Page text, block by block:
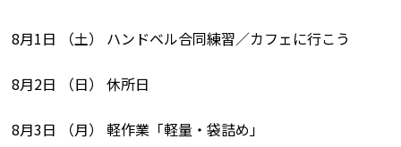
8月1日 （土） ハンドベル合同練習／カフェに行こう
8月2日 （日） 休所日
8月3日 （月） 軽作業「軽量・袋詰め」